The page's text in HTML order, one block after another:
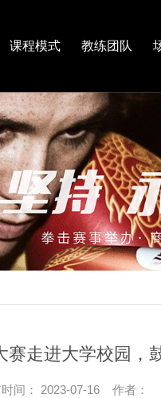
课程模式 教练团队
赛走进大学校园，
间： 2023-07-16 作者：